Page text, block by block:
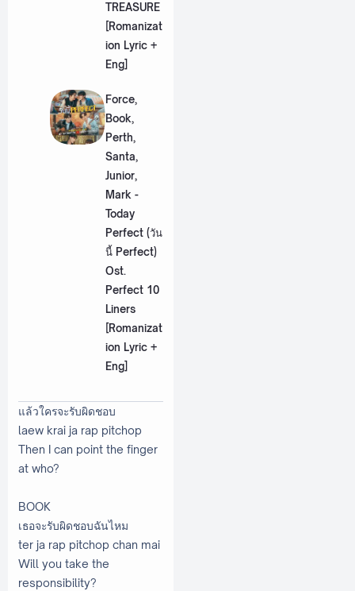
TREASURE
[Romanizat
ion Lyric +
Eng]
Force,
Book,
Perth,
Santa,
Junior,
Mark -
Today
Perfect (วัน
นี้ Perfect)
Ost.
Perfect 10
Liners
[Romanizat
ion Lyric +
Eng]
แล้วใครจะรับผิดชอบ
laew krai ja rap pitchop
Then I can point the finger
at who?
BOOK
เธอจะรับผิดชอบฉันไหม
ter ja rap pitchop chan mai
Will you take the
responsibility?